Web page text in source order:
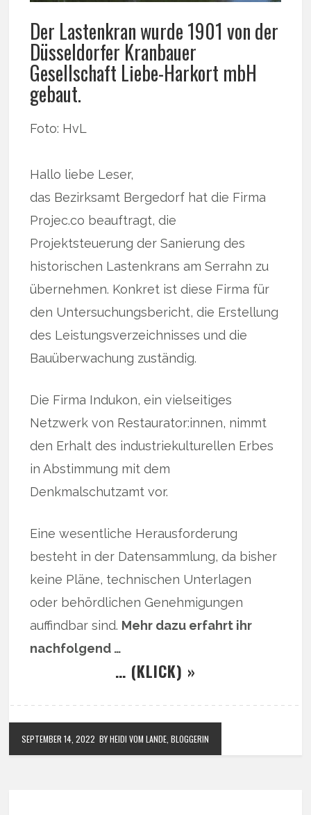
Der Lastenkran wurde 1901 von der
Düsseldorfer Kranbauer
Gesellschaft Liebe-Harkort mbH
gebaut.
Foto: HvL
Hallo liebe Leser,
das Bezirksamt Bergedorf hat die Firma
Projec.co beauftragt, die
Projektsteuerung der Sanierung des
historischen Lastenkrans am Serrahn zu
übernehmen. Konkret ist diese Firma für
den Untersuchungsbericht, die Erstellung
des Leistungsverzeichnisses und die
Bauüberwachung zuständig.
Die Firma Indukon, ein vielseitiges
Netzwerk von Restaurator:innen, nimmt
den Erhalt des industriekulturellen Erbes
in Abstimmung mit dem
Denkmalschutzamt vor.
Eine wesentliche Herausforderung
besteht in der Datensammlung, da bisher
keine Pläne, technischen Unterlagen
oder behördlichen Genehmigungen
auffindbar sind. Mehr dazu erfahrt ihr
nachfolgend …
… (KLICK) »
SEPTEMBER 14, 2022 BY HEIDI VOM LANDE, BLOGGERIN